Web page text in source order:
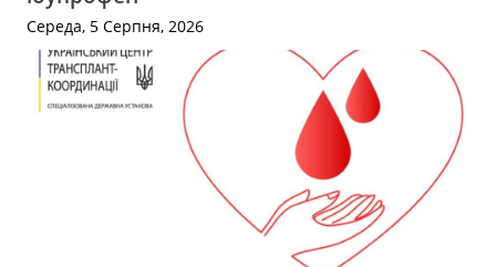
Середа, 5 Серпня, 2026